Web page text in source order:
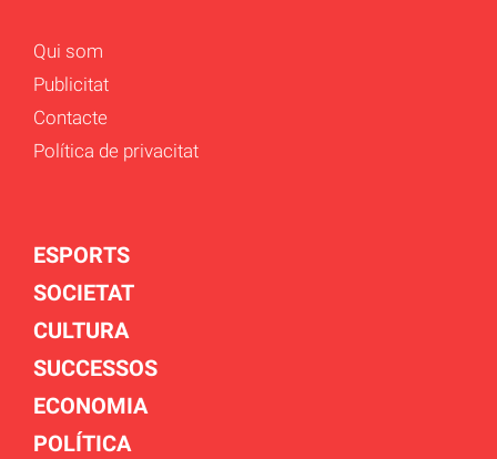
Qui som
Publicitat
Contacte
Política de privacitat
ESPORTS
SOCIETAT
CULTURA
SUCCESSOS
ECONOMIA
POLÍTICA